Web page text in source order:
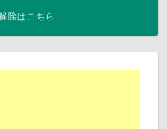
除はこちら